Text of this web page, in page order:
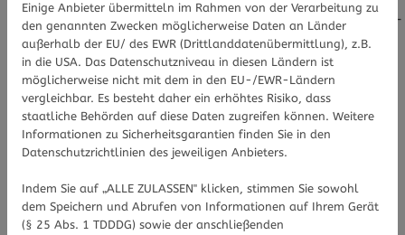
Tryptophan: Reguliert die Produktion von Serotonin -
das „Wohlfühlhormon“ reguliert Stimmung, Schlaf
und Appetit.
Threonin: Ist ein Bestandteil von Kollagen und
Elastin, die für die Struktur von Haut und
Bindegewebe zuständig sind, und ist beteiligt am
Fettstoffwechsel.
Muskel- und Bindegewebe bei.
Einige Anbieter übermitteln im Rahmen von der Verarbeitung zu
den genannten Zwecken möglicherweise Daten an Länder
außerhalb der EU/ des EWR (Drittlanddatenübermittlung), z.B.
in die USA. Das Datenschutzniveau in diesen Ländern ist
möglicherweise nicht mit dem in den EU-/EWR-Ländern
vergleichbar. Es besteht daher ein erhöhtes Risiko, dass
staatliche Behörden auf diese Daten zugreifen können. Weitere
Informationen zu Sicherheitsgarantien finden Sie in den
Datenschutzrichtlinien des jeweiligen Anbieters.
Indem Sie auf „ALLE ZULASSEN" klicken, stimmen Sie sowohl
dem Speichern und Abrufen von Informationen auf Ihrem Gerät
(§ 25 Abs. 1 TDDDG) sowie der anschließenden